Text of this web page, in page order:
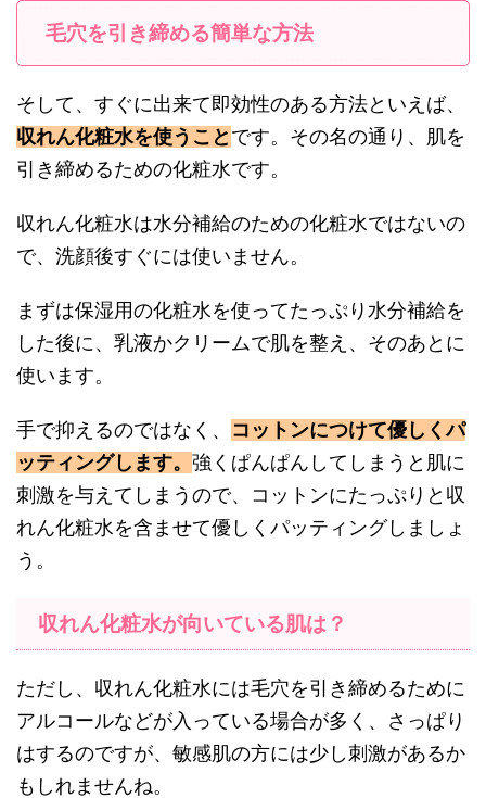
毛穴を引き締める簡単な方法
そして、すぐに出来て即効性のある方法といえば、
収れん化粧水を使うこと です。その名の通り、肌を
引き締めるための化粧水です。
収れん化粧水は水分補給のための化粧水ではないの
で、洗顔後すぐには使いません。
まずは保湿用の化粧水を使ってたっぷり水分補給を
した後に、乳液かクリームで肌を整え、そのあとに
使います。
手で抑えるのではなく、 コットンにつけて優しくパ
ッティングします。 強くぱんぱんしてしまうと肌に
刺激を与えてしまうので、コットンにたっぷりと収
れん化粧水を含ませて優しくパッティングしましょ
う。
収れん化粧水が向いている肌は？
ただし、収れん化粧水には毛穴を引き締めるために
アルコールなどが入っている場合が多く、さっぱり
はするのですが、敏感肌の方には少し刺激があるか
もしれませんね。